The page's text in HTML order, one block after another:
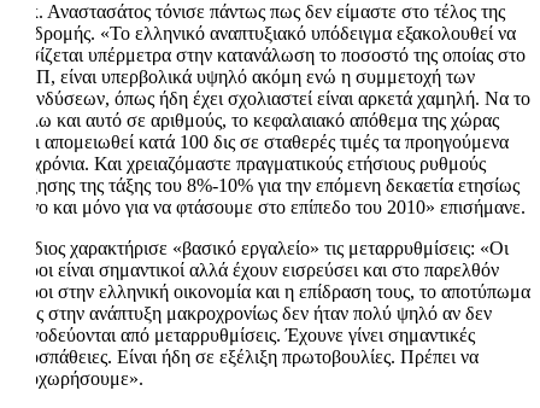
Ο κ. Αναστασάτος τόνισε πάντως πως δεν είμαστε στο τέλος της
διαδρομής. «Το ελληνικό αναπτυξιακό υπόδειγμα εξακολουθεί να
βασίζεται υπέρμετρα στην κατανάλωση το ποσοστό της οποίας στο
ΑΕΠ, είναι υπερβολικά υψηλό ακόμη ενώ η συμμετοχή των
επενδύσεων, όπως ήδη έχει σχολιαστεί είναι αρκετά χαμηλή. Να το
βάλω και αυτό σε αριθμούς, το κεφαλαιακό απόθεμα της χώρας
έχει απομειωθεί κατά 100 δις σε σταθερές τιμές τα προηγούμενα
12 χρόνια. Και χρειαζόμαστε πραγματικούς ετήσιους ρυθμούς
αύξησης της τάξης του 8%-10% για την επόμενη δεκαετία ετησίως
μόνο και μόνο για να φτάσουμε στο επίπεδο του 2010» επισήμανε.
Ο ίδιος χαρακτήρισε «βασικό εργαλείο» τις μεταρρυθμίσεις: «Οι
πόροι είναι σημαντικοί αλλά έχουν εισρεύσει και στο παρελθόν
πόροι στην ελληνική οικονομία και η επίδραση τους, το αποτύπωμα
τους στην ανάπτυξη μακροχρονίως δεν ήταν πολύ ψηλό αν δεν
συνοδεύονται από μεταρρυθμίσεις. Έχουνε γίνει σημαντικές
προσπάθειες. Είναι ήδη σε εξέλιξη πρωτοβουλίες. Πρέπει να
προχωρήσουμε».